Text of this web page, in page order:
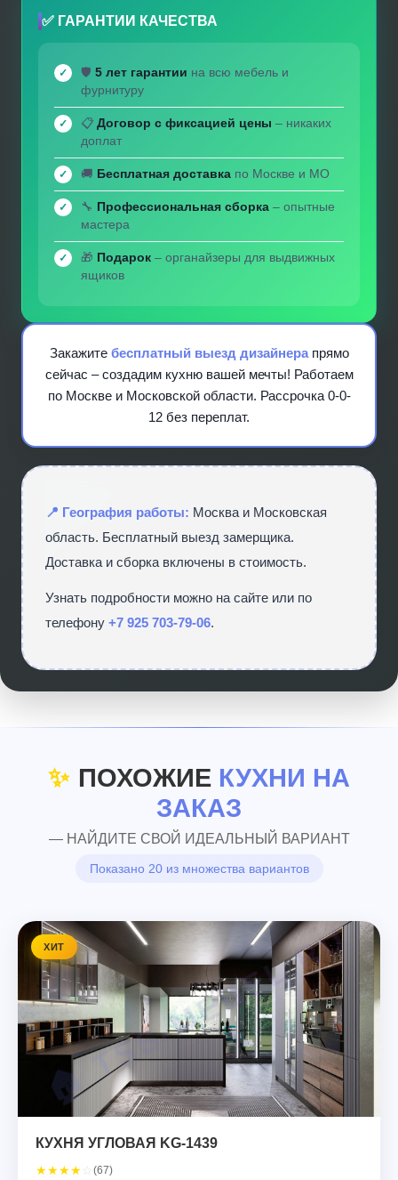
✅ ГАРАНТИИ КАЧЕСТВА
🛡️ 5 лет гарантии на всю мебель и
фурнитуру
📋 Договор с фиксацией цены – никаких
доплат
🚚 Бесплатная доставка по Москве и МО
🔧 Профессиональная сборка – опытные
мастера
🎁 Подарок – органайзеры для выдвижных
ящиков
Закажите бесплатный выезд дизайнерапрямо
сейчас – создадим кухню вашей мечты! Работаем
по Москве и Московской области. Рассрочка 0-0-
12 без переплат.
📍 География работы: Москва и Московская
область. Бесплатный выезд замерщика.
Доставка и сборка включены в стоимость.
Узнать подробности можно на сайте или по
телефону +7 925 703-79-06.
✨ ПОХОЖИЕ КУХНИ НА
ЗАКАЗ
— НАЙДИТЕ СВОЙ ИДЕАЛЬНЫЙ ВАРИАНТ
Показано 20 из множества вариантов
ХИТ
КУХНЯ УГЛОВАЯ KG-1439
★★★★ (67)